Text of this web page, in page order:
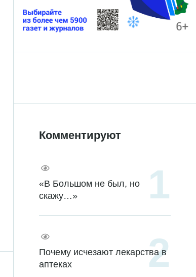
Комментируют
«В Большом не был, но
скажу…»
Почему исчезают лекарства в
аптеках